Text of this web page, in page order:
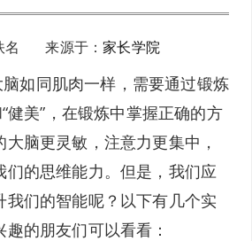
名 来源于：家长学院
同肌肉一样，需要通过锻炼
健美”，在锻炼中掌握正确的方
脑更灵敏，注意力更集中，
们的思维能力。但是，我们应
我们的智能呢？以下有几个实
的朋友们可以看看：